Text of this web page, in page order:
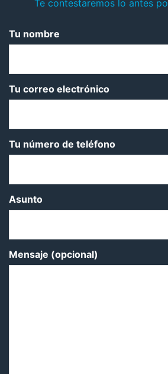
Te contestaremos lo antes
Tu nombre
Tu correo electrónico
Tu número de teléfono
Asunto
Mensaje (opcional)